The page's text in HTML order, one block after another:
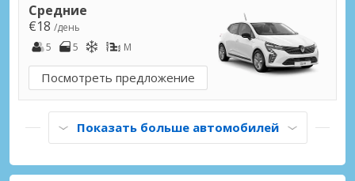
Средние
€18 /день
5
5 M
Посмотреть предложение
Показать больше автомобилей